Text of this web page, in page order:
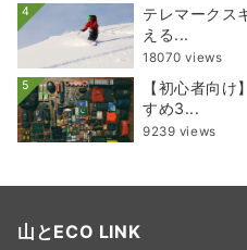
4
テレマークス
える...
18070 views
5
【初心者向
すめ3...
9239 views
山とECO LINK